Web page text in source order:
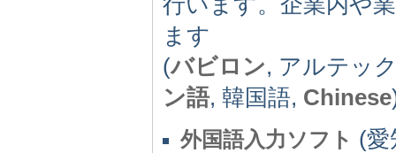
ます
(バビロン, アルテッ
ン語, 韓国語, Chinese
外国語入力ソフト (愛